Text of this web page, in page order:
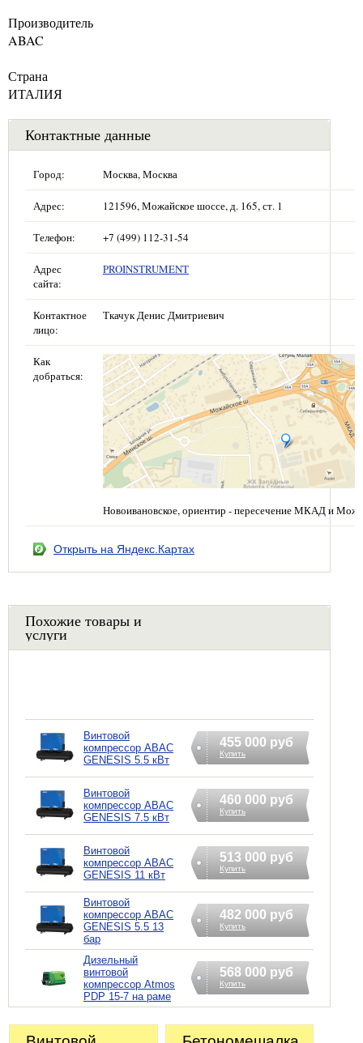
Производитель
ABAC
Страна
ИТАЛИЯ
Контактные данные
Город: Москва, Москва
Адрес: 121596, Можайское шоссе, д. 165, ст. 1
Телефон: +7 (499) 112-31-54
Адрес
сайта:
PROINSTRUMENT
Контактное
лицо:
Ткачук Денис Дмитриевич
Как
добраться:
Новоивановское, ориентир - пересечение МКАД и
Открыть на Яндекс.Картах
Похожие товары и
услуги
Винтовой
компрессор ABAC
GENESIS 5.5 кВт
455 000 руб
Купить
Винтовой
компрессор ABAC
GENESIS 7.5 кВт
460 000 руб
Купить
Винтовой
компрессор ABAC
GENESIS 11 кВт
513 000 руб
Купить
Винтовой
компрессор ABAC
GENESIS 5.5 13
бар
482 000 руб
Купить
Дизельный
винтовой
компрессор Atmos
PDP 15-7 на раме
568 000 руб
Купить